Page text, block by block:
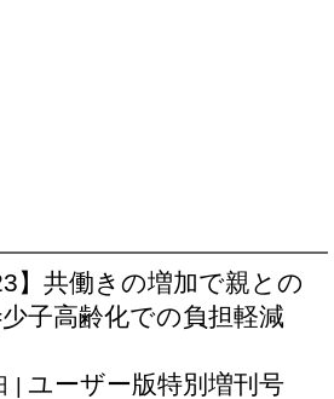
】共働きの増加で親との
子高齢化での負担軽減
| ユーザー版特別増刊号